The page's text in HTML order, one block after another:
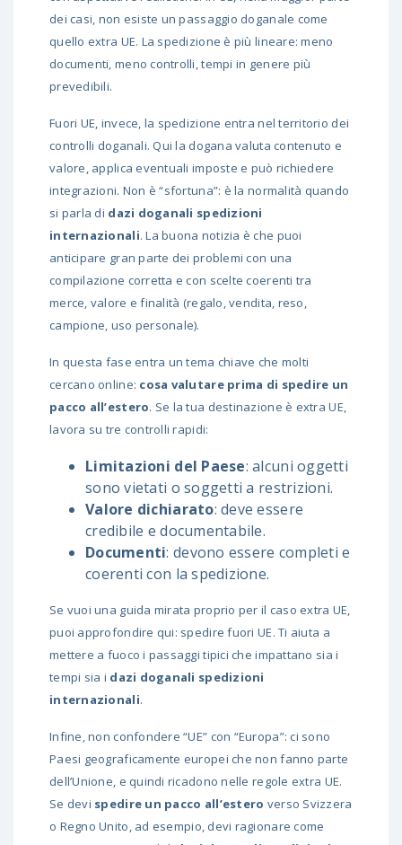
dei casi, non esiste un passaggio doganale come
quello extra UE. La spedizione è più lineare: meno
documenti, meno controlli, tempi in genere più
prevedibili.
Fuori UE, invece, la spedizione entra nel territorio dei
controlli doganali. Qui la dogana valuta contenuto e
valore, applica eventuali imposte e può richiedere
integrazioni. Non è “sfortuna”: è la normalità quando
si parla di dazi doganali spedizioni
internazionali. La buona notizia è che puoi
anticipare gran parte dei problemi con una
compilazione corretta e con scelte coerenti tra
merce, valore e finalità (regalo, vendita, reso,
campione, uso personale).
In questa fase entra un tema chiave che molti
cercano online: cosa valutare prima di spedire un
pacco all’estero. Se la tua destinazione è extra UE,
lavora su tre controlli rapidi:
Limitazioni del Paese: alcuni oggetti
sono vietati o soggetti a restrizioni.
Valore dichiarato: deve essere
credibile e documentabile.
Documenti: devono essere completi e
coerenti con la spedizione.
Se vuoi una guida mirata proprio per il caso extra UE,
puoi approfondire qui: spedire fuori UE. Ti aiuta a
mettere a fuoco i passaggi tipici che impattano sia i
tempi sia i dazi doganali spedizioni
internazionali.
Infine, non confondere “UE” con “Europa”: ci sono
Paesi geograficamente europei che non fanno parte
dell’Unione, e quindi ricadono nelle regole extra UE.
Se devi spedire un pacco all’estero verso Svizzera
o Regno Unito, ad esempio, devi ragionare come